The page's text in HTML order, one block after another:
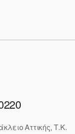
Αττικής, Τ.Κ.